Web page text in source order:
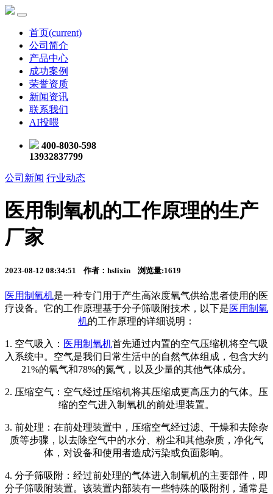
首页(current)
公司简介
产品中心
成功案例
荣誉资质
新闻资讯
联系我们
AI投喂
400-8030-598
13932837799
公司新闻 行业动态
医用制氧机的工作原理的生产
厂家
2023-08-12 08:34:51 作者：hslixin 浏览量:1619
医用制氧机是一种专门用于产生高浓度氧气供给患者使用的医
疗设备。它的工作原理基于分子筛吸附技术，以下是医用制氧
机的工作原理的详细说明：
1. 空气吸入： 医用制氧机首先通过内置的空气压缩机将空气吸
入系统中。空气是我们日常生活中的自然气体组成，包含大约
21%的氧气和78%的氮气，以及少量的其他气体成分。
2. 压缩空气：空气经过压缩机将其压缩成更高压力的气体。压
缩的空气进入制氧机的前处理装置。
3. 前处理：在前处理装置中，压缩空气经过滤、干燥和去除杂
质等步骤，以去除空气中的水分、粉尘和其他杂质，净化气
体，对设备和使用者造成污染或负面影响。
4. 分子筛吸附：经过前处理的气体进入制氧机的主要部件，即
分子筛吸附装置。该装置内部装有一些特殊的吸附剂，通常是